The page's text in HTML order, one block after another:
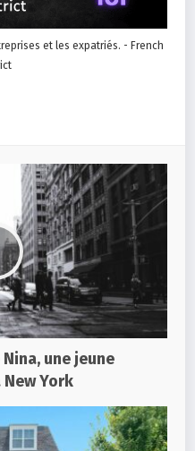
et les expatriés. - French
une jeune
York